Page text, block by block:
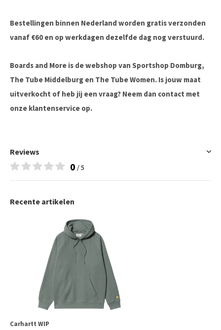
Bestellingen binnen Nederland worden gratis verzonden
vanaf €60 en op werkdagen dezelfde dag nog verstuurd.
Boards and More is de webshop van Sportshop Domburg,
The Tube Middelburg en The Tube Women. Is jouw maat
uitverkocht of heb jij een vraag? Neem dan contact met
onze klantenservice op.
Reviews
0 / 5
Recente artikelen
Carhartt WIP